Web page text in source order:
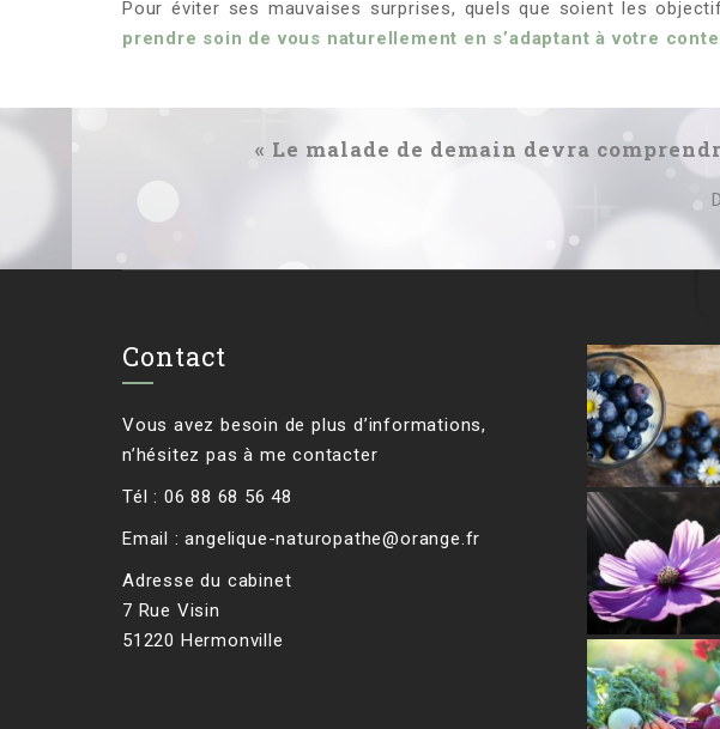
Pour éviter ses mauvaises surprises, quels que soient les
prendre soin de vous naturellement en s’adaptant à votre
« Le malade de demain devra
Contact
Vous avez besoin de plus d’informations,
n’hésitez pas à me contacter
Tél : 06 88 68 56 48
Email :angelique-naturopathe@orange.fr
Adresse du cabinet
7 Rue Visin
51220 Hermonville